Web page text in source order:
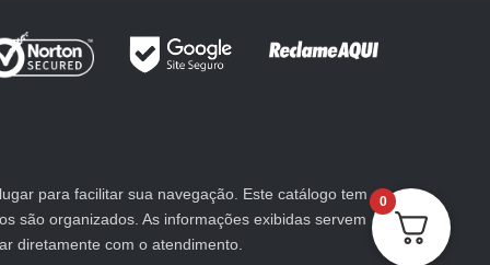
para facilitar sua navegação. Este catálogo tem
são organizados. As informações exibidas servem
diretamente com o atendimento.
0